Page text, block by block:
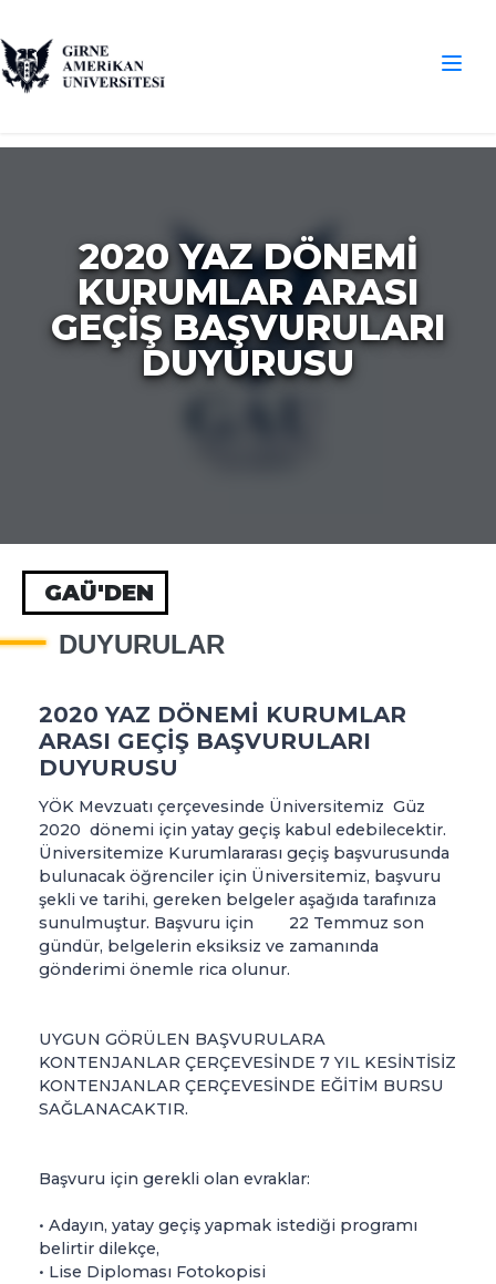
2020 YAZ DÖNEMİ
KURUMLAR ARASI
GEÇİŞ BAŞVURULARI
DUYURUSU
GAÜ'DEN
DUYURULAR
2020 YAZ DÖNEMİ KURUMLAR
ARASI GEÇİŞ BAŞVURULARI
DUYURUSU
YÖK Mevzuatı çerçevesinde Üniversitemiz Güz
2020 dönemi için yatay geçiş kabul edebilecektir.
Üniversitemize Kurumlararası geçiş başvurusunda
bulunacak öğrenciler için Üniversitemiz, başvuru
şekli ve tarihi, gereken belgeler aşağıda tarafınıza
sunulmuştur. Başvuru için 22 Temmuz son
gündür, belgelerin eksiksiz ve zamanında
gönderimi önemle rica olunur.
UYGUN GÖRÜLEN BAŞVURULARA
KONTENJANLAR ÇERÇEVESİNDE 7 YIL KESİNTİSİZ
KONTENJANLAR ÇERÇEVESİNDE EĞİTİM BURSU
SAĞLANACAKTIR.
Başvuru için gerekli olan evraklar:
• Adayın, yatay geçiş yapmak istediği programı
belirtir dilekçe,
• Lise Diploması Fotokopisi